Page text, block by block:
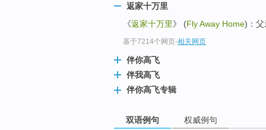
返家十万里
《返家十万里》 (Fly Away Home)：父
基于7214个网页-相关网页
伴你高飞
伴我高飞
伴你高飞专辑
双语例句 权威例句